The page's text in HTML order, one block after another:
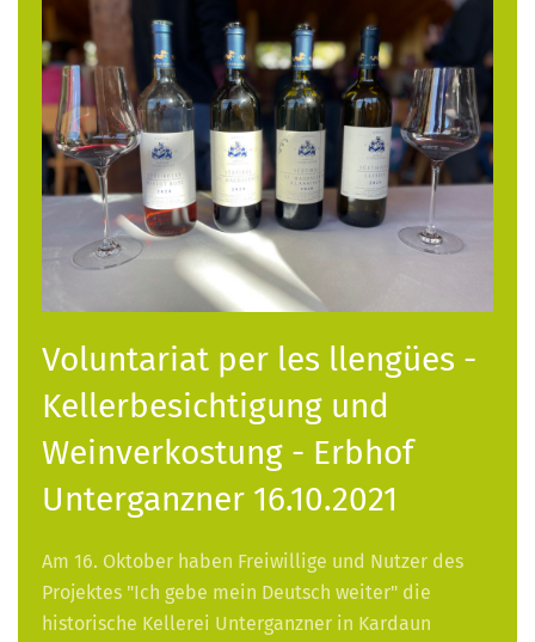
Voluntariat per les llengües -
Kellerbesichtigung und
Weinverkostung - Erbhof
Unterganzner 16.10.2021
Am 16. Oktober haben Freiwillige und Nutzer des
Projektes "Ich gebe mein Deutsch weiter" die
historische Kellerei Unterganzner in Kardaun